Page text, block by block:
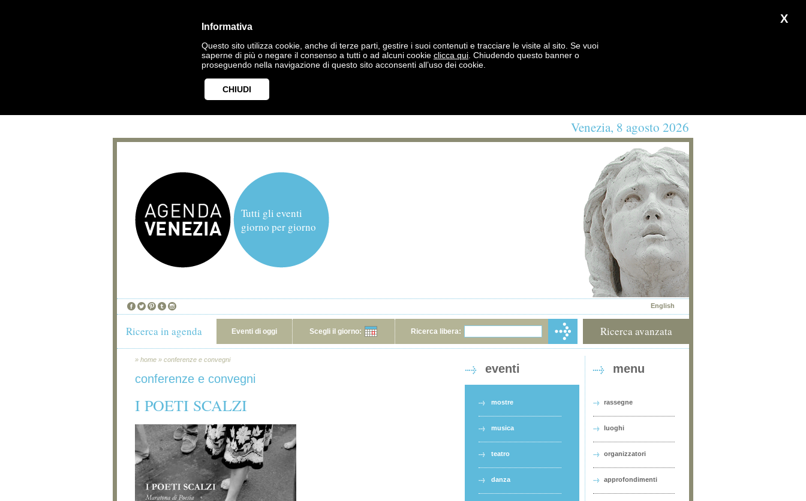
X
Informativa
Questo sito utilizza cookie, anche di terze parti, gestire i suoi contenuti e tracciare le visite al sito. Se vuoi
saperne di più o negare il consenso a tutti o ad alcuni cookie clicca qui . Chiudendo questo banner o
proseguendo nella navigazione di questo sito acconsenti all’uso dei cookie.
CHIUDI
Venezia, 8 agosto 2026
Tutti gli eventi
giorno per giorno
English
Ricerca in agenda Eventi di oggi Scegli il giorno: Ricerca libera: Ricerca avanzata
» home » conferenze e convegni
conferenze e convegni
I POETI SCALZI
eventi
mostre
musica
teatro
danza
menu
rassegne
luoghi
organizzatori
approfondimenti